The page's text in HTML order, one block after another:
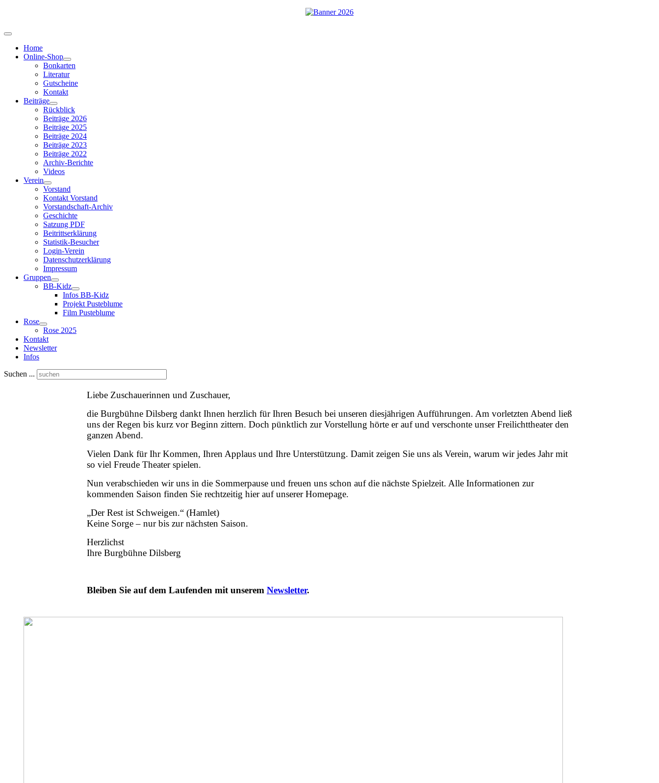
Home
Online-Shop
Bonkarten
Literatur
Gutscheine
Kontakt
Beiträge
Rückblick
Beiträge 2026
Beiträge 2025
Beiträge 2024
Beiträge 2023
Beiträge 2022
Archiv-Berichte
Videos
Verein
Vorstand
Kontakt Vorstand
Vorstandschaft-Archiv
Geschichte
Satzung PDF
Beitrittserklärung
Statistik-Besucher
Login-Verein
Datenschutzerklärung
Impressum
Gruppen
BB-Kidz
Infos BB-Kidz
Projekt Pusteblume
Film Pusteblume
Rose
Rose 2025
Kontakt
Newsletter
Infos
Suchen ...
Liebe Zuschauerinnen und Zuschauer,
die Burgbühne Dilsberg dankt Ihnen herzlich für Ihren Besuch bei unseren diesjährigen Aufführungen. Am vorletzten Abend ließ
uns der Regen bis kurz vor Beginn zittern. Doch pünktlich zur Vorstellung hörte er auf und verschonte unser Freilichttheater den
ganzen Abend.
Vielen Dank für Ihr Kommen, Ihren Applaus und Ihre Unterstützung. Damit zeigen Sie uns als Verein, warum wir jedes Jahr mit
so viel Freude Theater spielen.
Nun verabschieden wir uns in die Sommerpause und freuen uns schon auf die nächste Spielzeit. Alle Informationen zur
kommenden Saison finden Sie rechtzeitig hier auf unserer Homepage.
„Der Rest ist Schweigen.“ (Hamlet)
Keine Sorge – nur bis zur nächsten Saison.
Herzlichst
Ihre Burgbühne Dilsberg
Bleiben Sie auf dem Laufenden mit unserem Newsletter.